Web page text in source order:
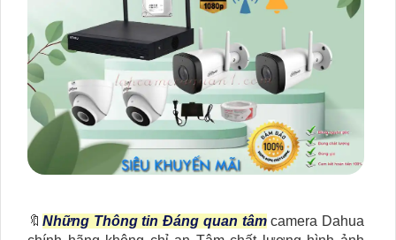
🔖 Những Thông tin Đáng quan tâmcamera Dahua